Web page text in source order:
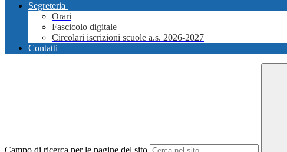
Segreteria
Orari
Fascicolo digitale
Circolari iscrizioni scuole a.s. 2026-2027
Contatti